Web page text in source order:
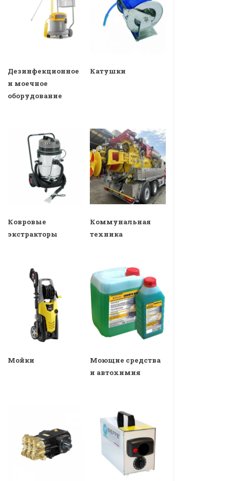
Дезинфекционное
и моечное
оборудование
Катушки
Ковровые
экстракторы
Коммунальная
техника
Мойки
Моющие средства
и автохимия